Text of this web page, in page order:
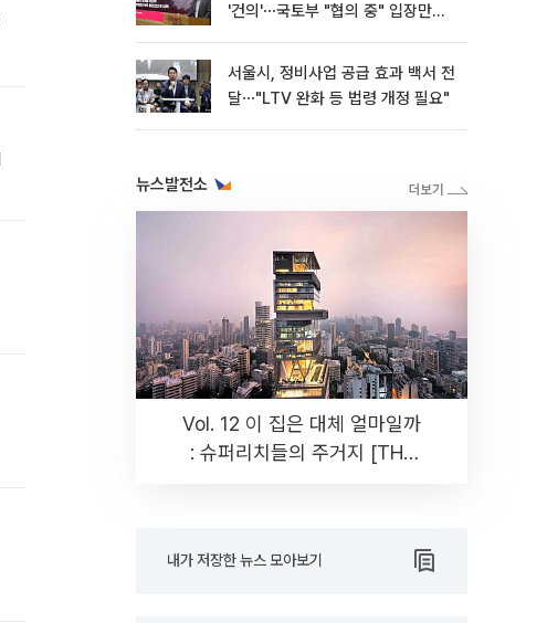
'건의'⋯국토부 "협의 중" 입장만
서울시, 정비사업 공급 효과 백서 전
달⋯"LTV 완화 등 법령 개정 필요"
뉴스발전소
Vol. 12 이 집은 대체 얼마일까
: 슈퍼리치들의 주거지 [THE
내가 저장한 뉴스 모아보기